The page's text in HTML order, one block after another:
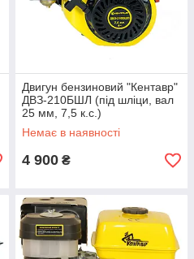
Двигун бензиновий "Кентавр"
ДВЗ-210БШЛ (під шліци, вал
25 мм, 7,5 к.с.)
Немає в наявності
4 900 ₴